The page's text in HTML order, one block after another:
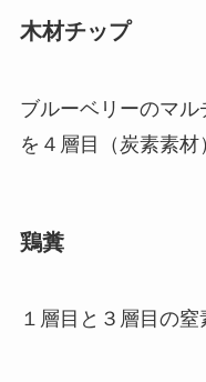
木材チップ
ブルーベリーのマ
を４層目（炭素素材
鶏糞
１層目と３層目の窒